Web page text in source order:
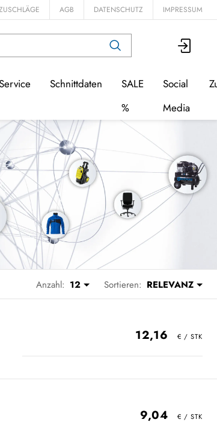
AGB DATENSCHUTZ IMPRESSUM
Schnittdaten
SALE
%
Social
Media
Anzahl: 12 Sortieren: RELEVANZ
12,16
9,04